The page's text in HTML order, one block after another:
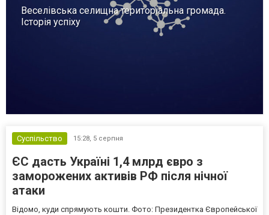
Веселівська селищна територіальна громада.
Історія успіху
Суспільство 15:28, 5 серпня
ЄС дасть Україні 1,4 млрд євро з
заморожених активів РФ після нічної
атаки
Відомо, куди спрямують кошти. Фото: Президентка Європейської